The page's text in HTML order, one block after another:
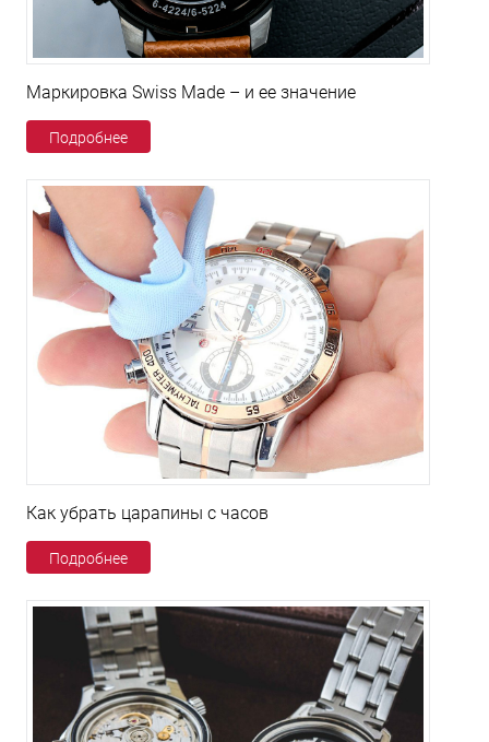
Маркировка Swiss Made – и ее значение
Подробнее
Как убрать царапины с часов
Подробнее